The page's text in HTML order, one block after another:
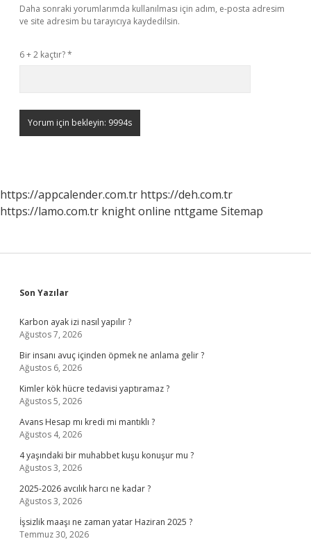
Daha sonraki yorumlarımda kullanılması için adım, e-posta adresim
ve site adresim bu tarayıcıya kaydedilsin.
6 + 2 kaçtır?*
https://appcalender.com.tr https://deh.com.tr
https://lamo.com.tr knight online nttgame Sitemap
Sidebar
Son Yazılar
Karbon ayak izi nasıl yapılır ?
Ağustos 7, 2026
Bir insanı avuç içinden öpmek ne anlama gelir ?
Ağustos 6, 2026
Kimler kök hücre tedavisi yaptıramaz ?
Ağustos 5, 2026
Avans Hesap mı kredi mi mantıklı ?
Ağustos 4, 2026
4 yaşındaki bir muhabbet kuşu konuşur mu ?
Ağustos 3, 2026
2025-2026 avcılık harcı ne kadar ?
Ağustos 3, 2026
İşsizlik maaşı ne zaman yatar Haziran 2025 ?
Temmuz 30, 2026